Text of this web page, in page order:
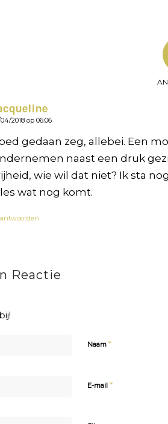
2018 op 06:06
gedaan zeg, allebei. Een
naast een druk
wie wil dat niet? Ik sta
wat nog komt.
Reactie
Naam *
E-mail *